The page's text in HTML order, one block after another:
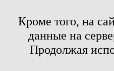
Кроме того, на
данные на
Продолжая